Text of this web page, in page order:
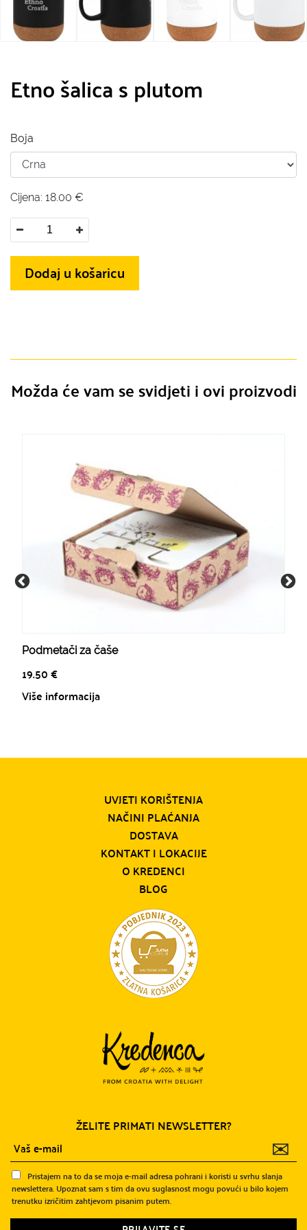
Etno šalica s plutom
Boja
Cijena: 18.00 €
Dodaj u košaricu
Možda će vam se svidjeti i ovi proizvodi
Podmetači za čaše
19.50€
Više informacija
UVJETI KORIŠTENJA
NAČINI PLAĆANJA
DOSTAVA
KONTAKT I LOKACIJE
O KREDENCI
BLOG
ŽELITE PRIMATI NEWSLETTER?
✉
Pristajem na to da se moja e-mail adresa pohrani i koristi u svrhu slanja
newslettera. Upoznat sam s tim da ovu suglasnost mogu povući u bilo kojem
trenutku izričitim zahtjevom pisanim putem.